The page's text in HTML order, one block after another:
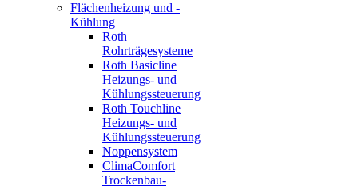
Flächenheizung und -
Kühlung
Roth
Rohrträgesysteme
Roth Basicline
Heizungs- und
Kühlungssteuerung
Roth Touchline
Heizungs- und
Kühlungssteuerung
Noppensystem
ClimaComfort
Trockenbau-